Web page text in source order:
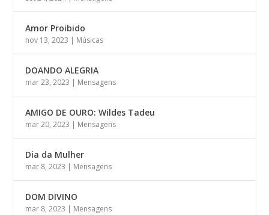
Amor Proibido
nov 13, 2023 | Músicas
DOANDO ALEGRIA
mar 23, 2023 | Mensagens
AMIGO DE OURO: Wildes Tadeu
mar 20, 2023 | Mensagens
Dia da Mulher
mar 8, 2023 | Mensagens
DOM DIVINO
mar 8, 2023 | Mensagens